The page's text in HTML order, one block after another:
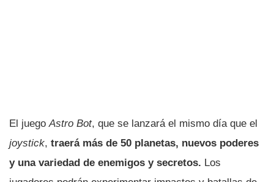
El juegoAstro Bot, que se lanzará el mismo día que el
joystick, traerá más de 50 planetas, nuevos poderes
y una variedad de enemigos y secretos. Los